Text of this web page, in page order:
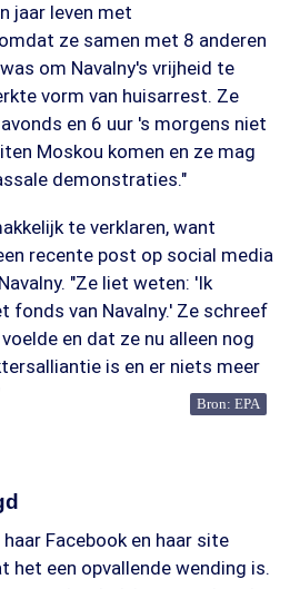
jaar leven met
ze samen met 8 anderen
om Navalny's vrijheid te
vorm van huisarrest. Ze
en 6 uur 's morgens niet
Moskou komen en ze mag
demonstraties."
te verklaren, want
recente post op social media
"Ze liet weten: 'Ik
fonds van Navalny.' Ze schreef
en dat ze nu alleen nog
is en er niets meer
Bron: EPA
Facebook en haar site
het een opvallende wending is.